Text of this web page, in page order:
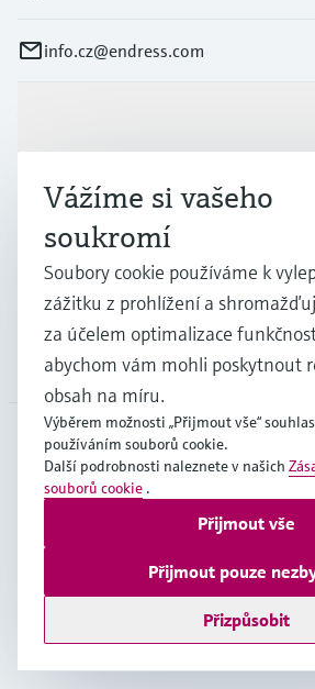
info.cz@endress.com
Průmysl
Podpora
Společnost
CZE•čeština
Copyright © Endress+Hauser Group
Podmínky používáníOchrana dat
Všeobecné obchodní podmínky
Vážíme si vašeho
soukromí
Soubory cookie používáme k
zážitku z prohlížení a
za účelem optimalizace
abychom vám mohli poskytnout
obsah na míru.
Výběrem možnosti „Přijmout vše“
používáním souborů cookie.
Další podrobnosti naleznete v našich
souborů cookie .
Přizpůsobit
Přijmout pouze
Přijmout vše